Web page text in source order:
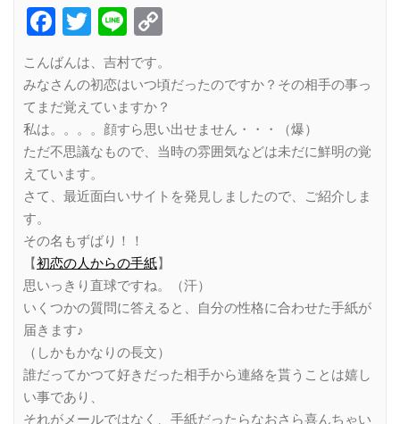
Facebook
Twitter
Line
こんばんは、吉村です。
みなさんの初恋はいつ頃だったのですか？その相手の事っ
てまだ覚えていますか？
私は。。。。顔すら思い出せません・・・（爆）
ただ不思議なもので、当時の雰囲気などは未だに鮮明の覚
えています。
さて、最近面白いサイトを発見しましたので、ご紹介しま
す。
その名もずばり！！
【初恋の人からの手紙】
思いっきり直球ですね。（汗）
いくつかの質問に答えると、自分の性格に合わせた手紙が
届きます♪
（しかもかなりの長文）
誰だってかつて好きだった相手から連絡を貰うことは嬉し
い事であり、
それがメールではなく、手紙だったらなおさら喜んちゃい